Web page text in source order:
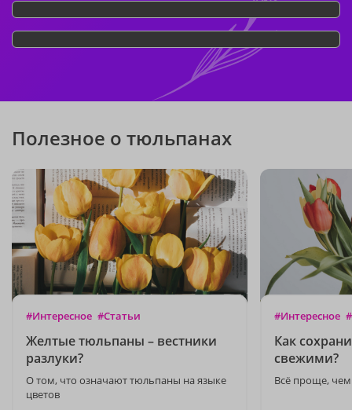
Полезное о тюльпанах
#Интересное #Статьи
Желтые тюльпаны – вестники
разлуки?
О том, что означают тюльпаны на языке
цветов
#Интересное
Как
свежими?
Всё проще, чем